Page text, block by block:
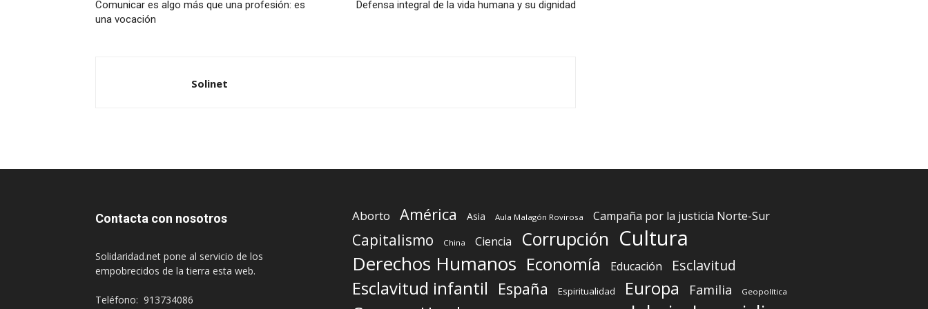
Comunicar es algo más que una profesión: es
una vocación
Defensa integral de la vida humana y su dignidad
Solinet
Contacta con nosotros
Solidaridad.net pone al servicio de los
empobrecidos de la tierra esta web.
Teléfono: 913734086
Aborto América Asia Aula Malagón Rovirosa Campaña por la justicia Norte-Sur
Capitalismo China Ciencia Corrupción Cultura
Derechos Humanos Economía Educación Esclavitud
Esclavitud infantil España Espiritualidad Europa Familia Geopolítica